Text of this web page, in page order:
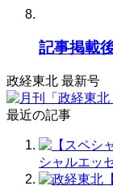
記事掲載
政経東北 最新号
最近の記事
シャルエッ